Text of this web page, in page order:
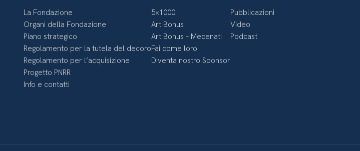
La Fondazione
Organi della Fondazione
Piano strategico
Regolamento per la tutela del decoro
Regolamento per l’acquisizione
Progetto PNRR
Info e contatti
5×1000
Art Bonus
Art Bonus – Mecenati
Fai come loro
Diventa nostro Sponsor
Pubblicazioni
Video
Podcast